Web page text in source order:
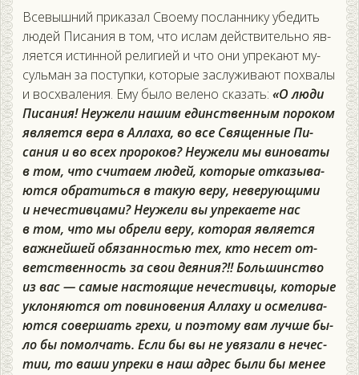
Все­выш­ний при­казал Сво­ему пос­ланни­ку убе­дить
лю­дей Пи­сания в том, что ис­лам дей­стви­тель­но яв­
ля­ет­ся ис­тинной ре­лиги­ей и что они уп­ре­ка­ют му­
суль­ман за пос­тупки, ко­торые зас­лу­жива­ют пох­ва­лы
и вос­хва­ления. Ему бы­ло ве­лено ска­зать: «О лю­ди
Пи­сания! Не­уже­ли на­шим единс­твен­ным по­роком
яв­ля­ет­ся ве­ра в Ал­ла­ха, во все Свя­щен­ные Пи­
сания и во всех про­роков? Не­уже­ли мы ви­нова­ты
в том, что счи­та­ем лю­дей, ко­торые от­ка­зыва­
ют­ся об­ра­тить­ся в та­кую ве­ру, не­веру­ющи­ми
и не­чес­тивца­ми? Не­уже­ли вы уп­ре­ка­ете нас
в том, что мы об­ре­ли ве­ру, ко­торая яв­ля­ет­ся
важ­ней­шей обя­зан­ностью тех, кто не­сет от­
ветс­твен­ность за свои де­яния?!! Боль­шинс­тво
из вас — са­мые нас­то­ящие не­чес­тивцы, ко­торые
ук­ло­ня­ют­ся от по­вино­вения Ал­ла­ху и ос­ме­лива­
ют­ся со­вер­шать гре­хи, и по­это­му вам луч­ше бы­
ло бы по­мол­чать. Ес­ли бы вы не увя­зали в не­чес­
тии, то ва­ши уп­ре­ки в наш ад­рес бы­ли бы ме­нее